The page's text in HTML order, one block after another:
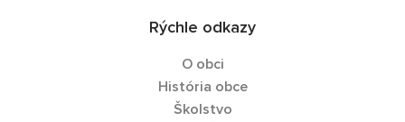
Rýchle odkazy
O obci
História obce
Školstvo